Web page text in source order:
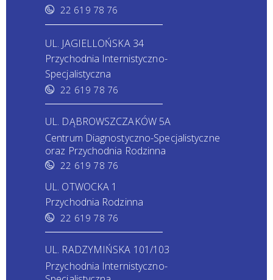
22 619 78 76
UL. JAGIELLOŃSKA 34
Przychodnia Internistyczno-
Specjalistyczna
22 619 78 76
UL. DĄBROWSZCZAKÓW 5A
Centrum Diagnostyczno-Specjalistyczne
oraz Przychodnia Rodzinna
22 619 78 76
UL. OTWOCKA 1
Przychodnia Rodzinna
22 619 78 76
UL. RADZYMIŃSKA 101/103
Przychodnia Internistyczno-